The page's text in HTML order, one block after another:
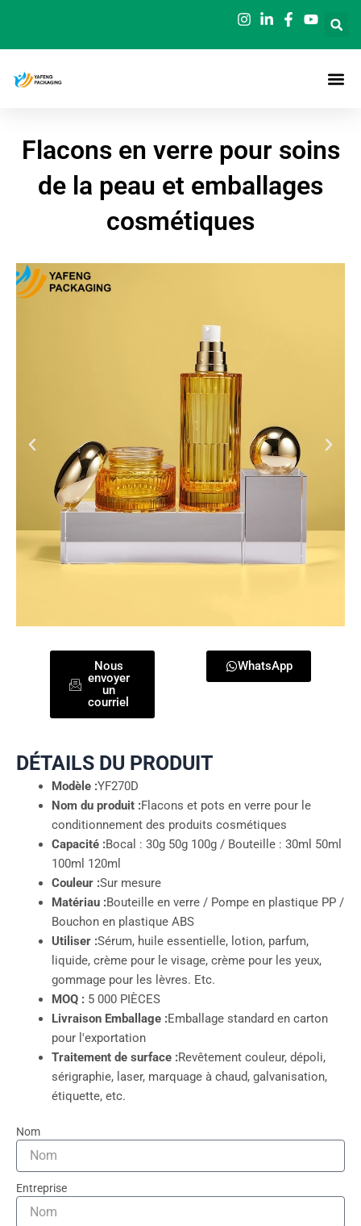
contenu
Flacons en verre pour soins
de la peau et emballages
cosmétiques
Nous
envoyer
un
courriel
WhatsApp
DÉTAILS DU PRODUIT
Modèle :YF270D
Nom du produit :Flacons et pots en verre pour le
conditionnement des produits cosmétiques
Capacité :Bocal : 30g 50g 100g / Bouteille : 30ml 50ml
100ml 120ml
Couleur :Sur mesure
Matériau :Bouteille en verre / Pompe en plastique PP /
Bouchon en plastique ABS
Utiliser :Sérum, huile essentielle, lotion, parfum,
liquide, crème pour le visage, crème pour les yeux,
gommage pour les lèvres. Etc.
MOQ : 5 000 PIÈCES
Livraison Emballage :Emballage standard en carton
pour l'exportation
Traitement de surface :Revêtement couleur, dépoli,
sérigraphie, laser, marquage à chaud, galvanisation,
étiquette, etc.
Nom
Entreprise